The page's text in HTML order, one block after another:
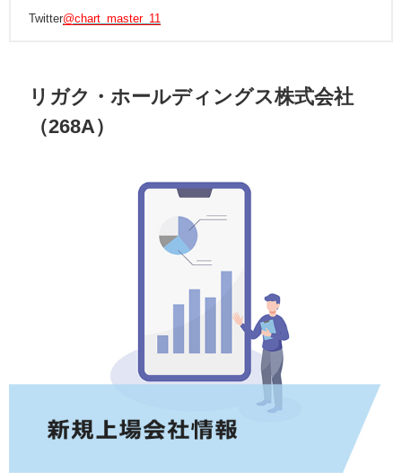
Twitter@chart_master_11
リガク・ホールディングス株式会社
（268A）